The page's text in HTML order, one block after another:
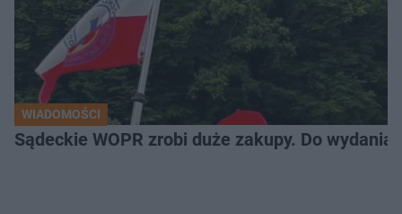
WIADOMOŚCI
Sądeckie WOPR zrobi duże zakupy. Do wydania